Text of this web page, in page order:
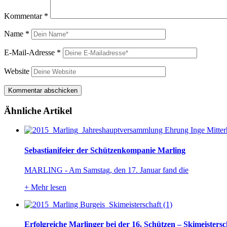
Kommentar *
Name *
E-Mail-Adresse *
Website
Ähnliche Artikel
Sebastianifeier der Schützenkompanie Marling
MARLING - Am Samstag, den 17. Januar fand die
+ Mehr lesen
Erfolgreiche Marlinger bei der 16. Schützen –